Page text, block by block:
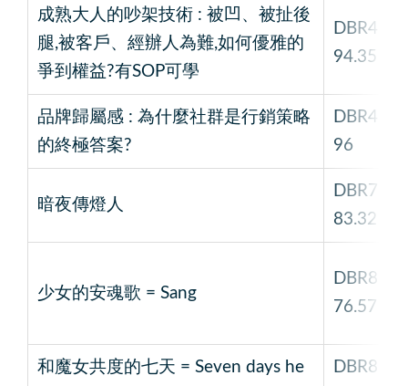
成熟大人的吵架技術 : 被凹、被扯後
腿,被客戶、經辦人為難,如何優雅的
爭到權益?有SOP可學
DBR4
94.35
品牌歸屬感 : 為什麼社群是行銷策略
的終極答案?
DBR4
96
暗夜傳燈人
DBR7
83.32
少女的安魂歌 = Sang
DBR8
76.57
和魔女共度的七天 = Seven days he
DBR8